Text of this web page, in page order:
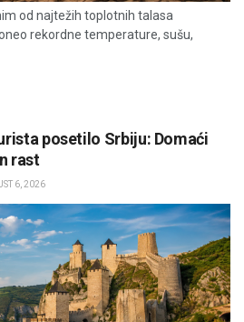
od najtežih toplotnih talasa
rekordne temperature, sušu,
posetilo Srbiju: Domaći
rast
6, 2026